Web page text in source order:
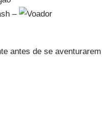
–
antes de se